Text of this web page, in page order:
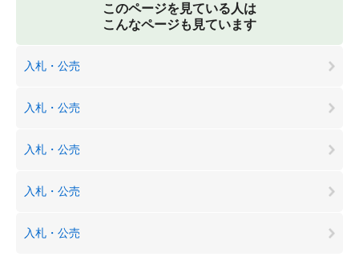
このページを見ている人は
こんなページも見ています
入札・公売
入札・公売
入札・公売
入札・公売
入札・公売